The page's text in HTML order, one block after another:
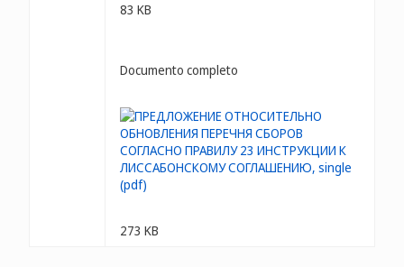
83 KB
Documento completo
273 KB